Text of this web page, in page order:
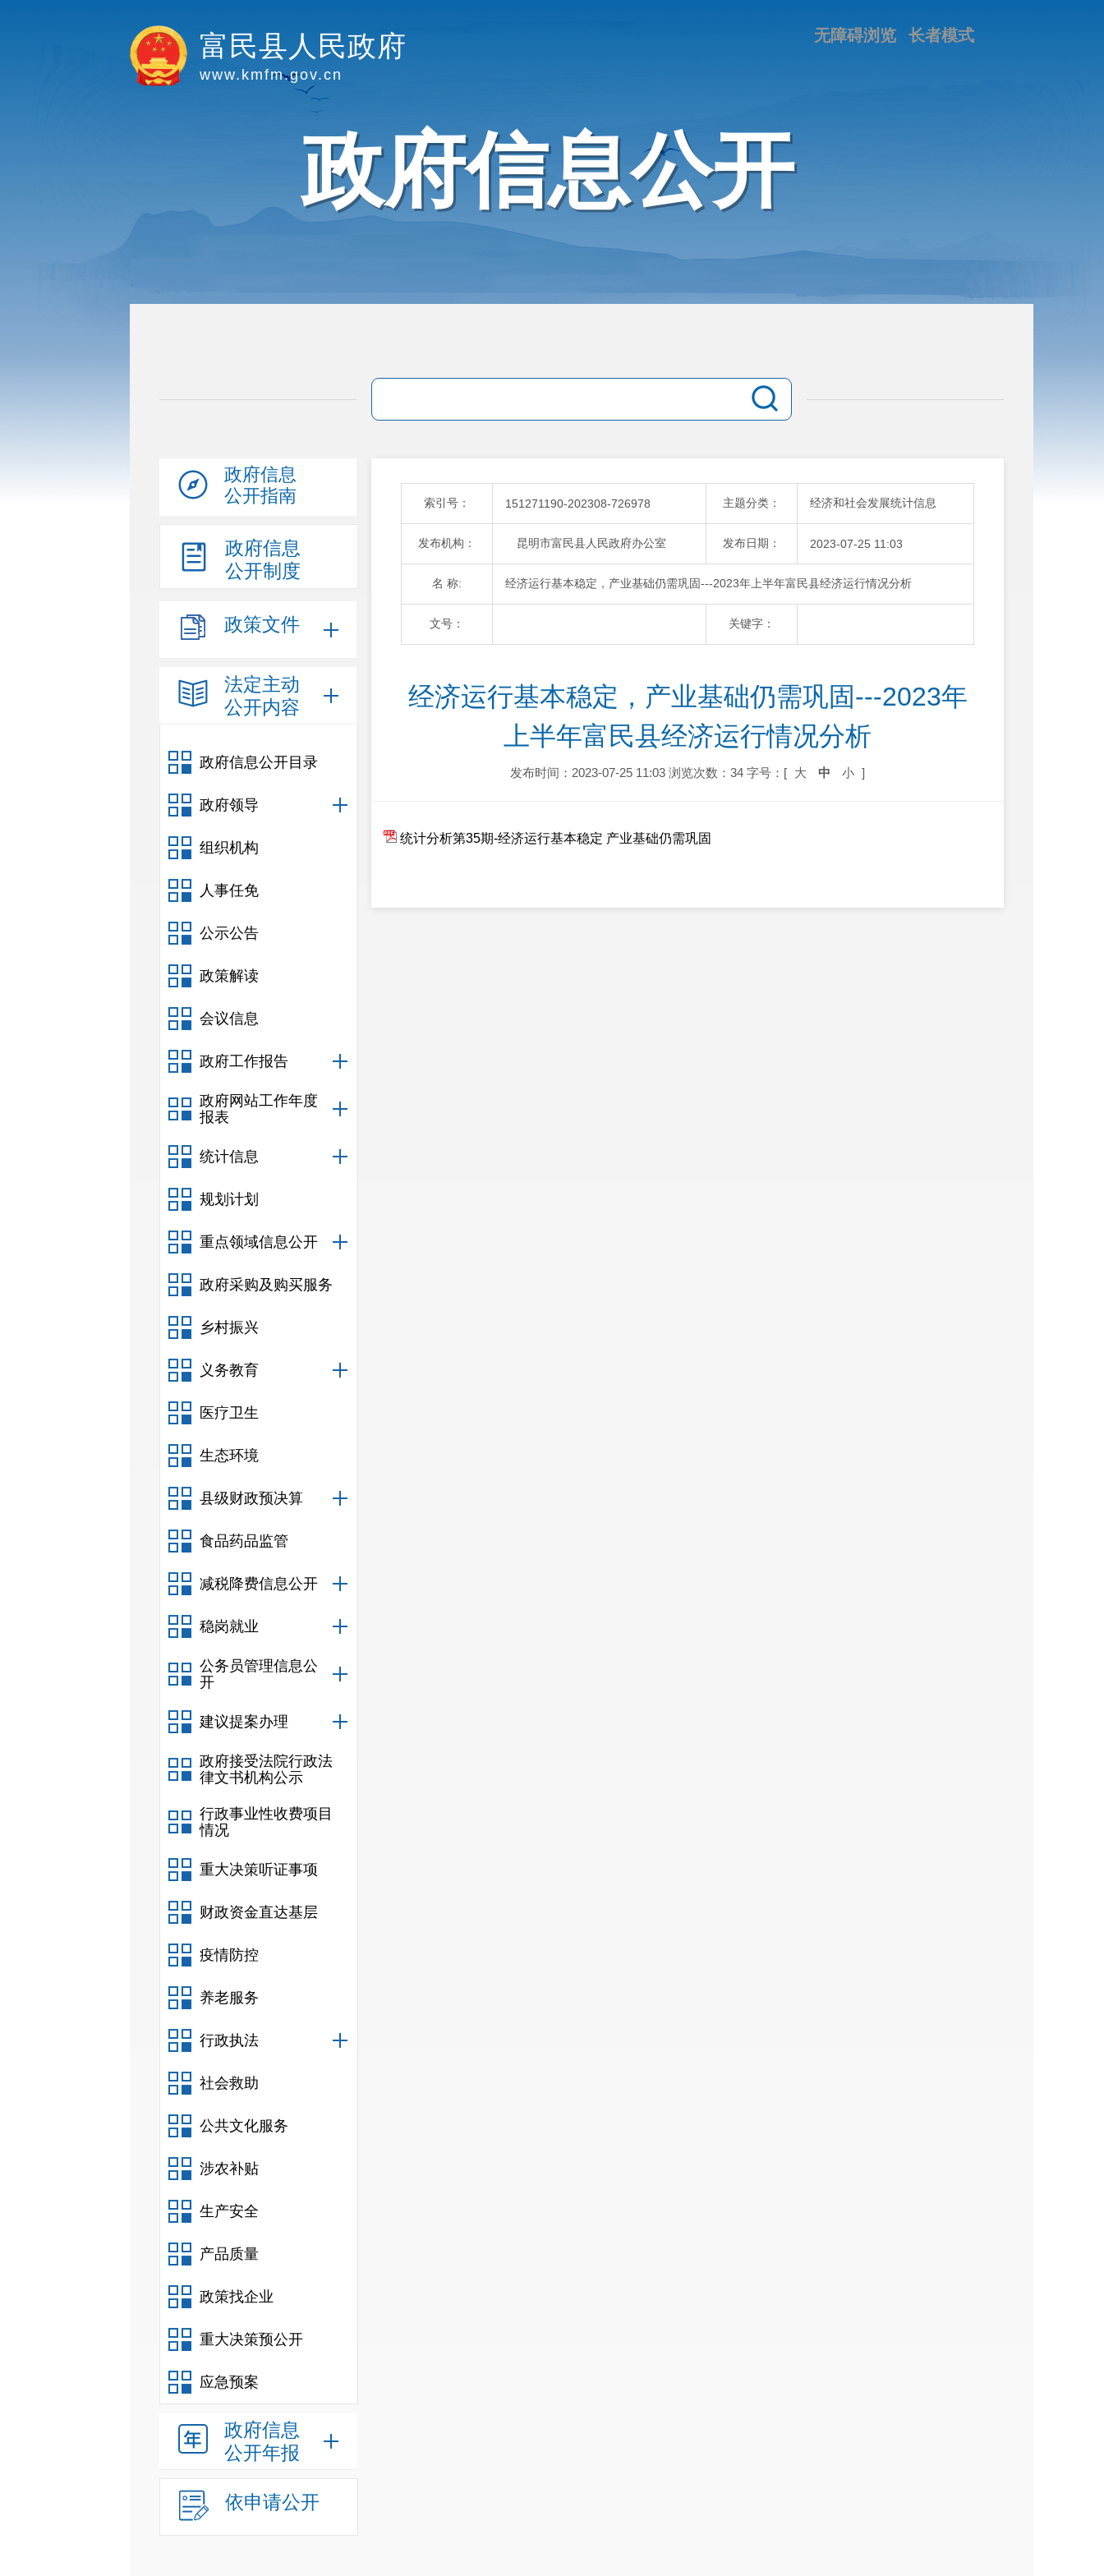
富民县人民政府
www.kmfm.gov.cn
长者模式
无障碍浏览
政府信息公开
政府信息
公开指南
政府信息
公开制度
政策文件
法定主动
公开内容
政府信息公开目录
政府领导
组织机构
人事任免
公示公告
政策解读
会议信息
政府工作报告
政府网站工作年度
报表
统计信息
规划计划
重点领域信息公开
政府采购及购买服务
乡村振兴
义务教育
医疗卫生
生态环境
县级财政预决算
食品药品监管
减税降费信息公开
稳岗就业
公务员管理信息公
开
建议提案办理
政府接受法院行政法
律文书机构公示
行政事业性收费项目
情况
重大决策听证事项
财政资金直达基层
疫情防控
养老服务
行政执法
社会救助
公共文化服务
涉农补贴
生产安全
产品质量
政策找企业
重大决策预公开
应急预案
政府信息
公开年报
依申请公开
索引号： 151271190-202308-726978 主题分类： 经济和社会发展统计信息
发布机构： 昆明市富民县人民政府办公室 发布日期： 2023-07-25 11:03
名 称: 经济运行基本稳定，产业基础仍需巩固---2023年上半年富民县经济运行情况分析
文号： 关键字：
经济运行基本稳定，产业基础仍需巩固---2023年
上半年富民县经济运行情况分析
发布时间：2023-07-25 11:03 浏览次数：34 字号：[ 大 中 小 ]
统计分析第35期-经济运行基本稳定 产业基础仍需巩固